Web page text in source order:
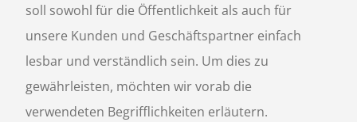
soll sowohl für die Öffentlichkeit als auch für
unsere Kunden und Geschäftspartner einfach
lesbar und verständlich sein. Um dies zu
gewährleisten, möchten wir vorab die
verwendeten Begrifflichkeiten erläutern.